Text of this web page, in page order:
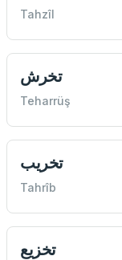
Tahzîl
تخرش
Teharrüş
تخريب
Tahrîb
تخزيع